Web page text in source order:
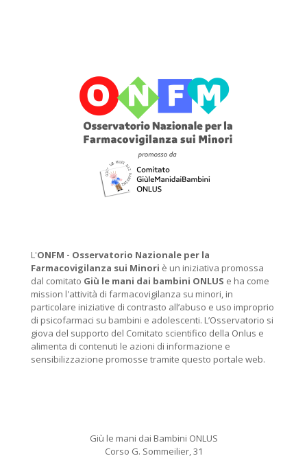
L'ONFM - Osservatorio Nazionale per la
Farmacovigilanza sui Minori è un iniziativa promossa
dal comitato Giù le mani dai bambini ONLUS e ha come
mission l'attività di farmacovigilanza su minori, in
particolare iniziative di contrasto all’abuso e uso improprio
di psicofarmaci su bambini e adolescenti. L’Osservatorio si
giova del supporto del Comitato scientifico della Onlus e
alimenta di contenuti le azioni di informazione e
sensibilizzazione promosse tramite questo portale web.
Giù le mani dai Bambini ONLUS
Corso G. Sommeilier, 31